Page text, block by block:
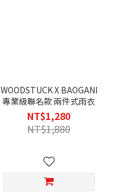
WOODSTUCK X BAOGANI
專業級聯名款 兩件式雨衣
NT$1,280
NT$1,880